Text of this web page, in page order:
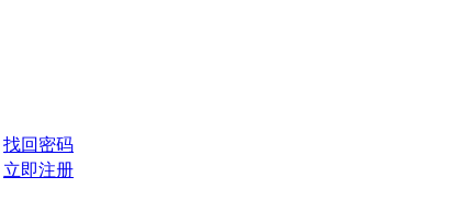
找回密码
立即注册